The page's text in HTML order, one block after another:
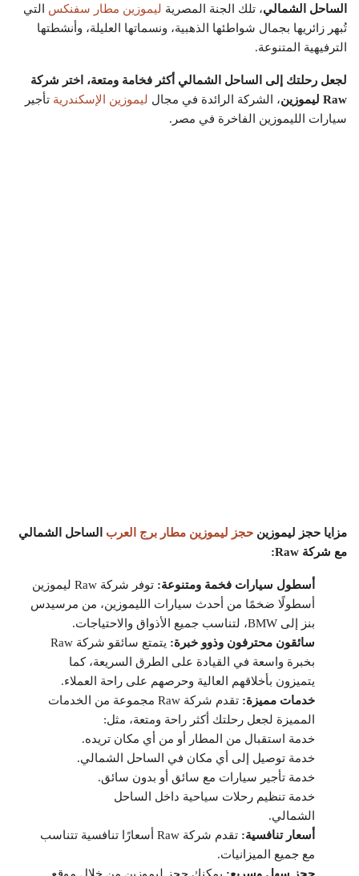
الساحل الشمالي، تلك الجنة المصرية ليموزين مطار سفنكس التي
تُبهر زائريها بجمال شواطئها الذهبية، ونسماتها العليلة، وأنشطتها
الترفيهية المتنوعة.
لجعل رحلتك إلى الساحل الشمالي أكثر فخامة ومتعة، اختر شركة
Raw ليموزين
، الشركة الرائدة في مجال ليموزين الإسكندرية تأجير
سيارات الليموزين الفاخرة في مصر.
مزايا حجز ليموزين حجز ليموزين مطار برج العرب الساحل الشمالي
مع شركة Raw:
أسطول سيارات فخمة ومتنوعة:
توفر شركة Raw ليموزين
أسطولًا ضخمًا من أحدث سيارات الليموزين، من مرسيدس
بنز إلى BMW، لتناسب جميع الأذواق والاحتياجات.
سائقون محترفون وذوو خبرة:
يتمتع سائقو شركة Raw
بخبرة واسعة في القيادة على الطرق السريعة، كما
يتميزون بأخلاقهم العالية وحرصهم على راحة العملاء.
خدمات مميزة:
تقدم شركة Raw مجموعة من الخدمات
المميزة لجعل رحلتك أكثر راحة ومتعة، مثل:
خدمة استقبال من المطار أو من أي مكان تريده.
خدمة توصيل إلى أي مكان في الساحل الشمالي.
خدمة تأجير سيارات مع سائق أو بدون سائق.
خدمة تنظيم رحلات سياحية داخل الساحل
الشمالي.
أسعار تنافسية:
تقدم شركة Raw أسعارًا تنافسية تتناسب
مع جميع الميزانيات.